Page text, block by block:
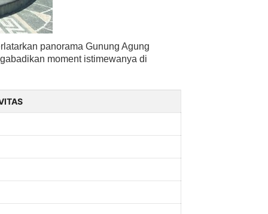
panorama Gunung Agung
moment istimewanya di